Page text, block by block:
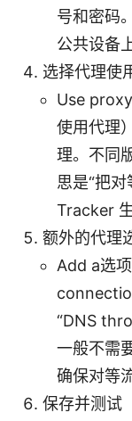
号和密码
公共设备
选择代理使
Use
使用代理
理。不同
思是“把
Tracker 生
额外的代理
Add a选
“DNS
一般不需
确保对等
保存并测试